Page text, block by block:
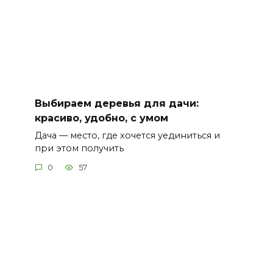
Выбираем деревья для дачи:
красиво, удобно, с умом
Дача — место, где хочется уединиться и
при этом получить
0 57